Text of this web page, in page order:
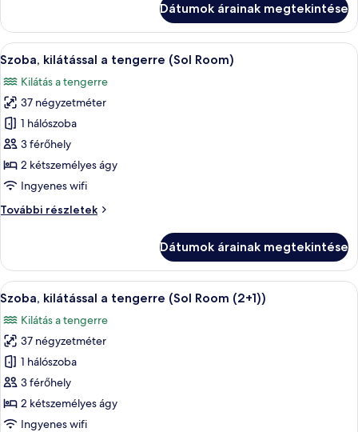
részletei
Dátumok árainak megtekintése
A
következő
szoba
összes
képének
megtekintése:
Szoba,
kilátással
tengerre
Minibár, széf a szobában, íróasztal
10
Szoba, kilátással a tengerre (Sol Room)
Kilátás a tengerre
37 négyzetméter
1 hálószoba
3 férőhely
2 kétszemélyes ágy
Ingyenes wifi
További részletek
Szoba,
(Sol
Room)
további
Dátumok árainak megtekintése
A
következő
szoba
összes
képének
megtekintése:
Szoba,
kilátással
Minibár, széf a szobában, íróasztal
10
Szoba, kilátással a tengerre (Sol Room (2+1))
Kilátás a tengerre
37 négyzetméter
1 hálószoba
3 férőhely
2 kétszemélyes ágy
Ingyenes wifi